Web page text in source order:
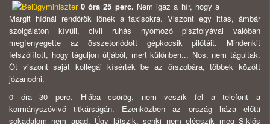
0 óra 25 perc. Nem igaz a hír, hogy a
Margit hídnál rendőrök lőnek a taxi­sokra. Viszont egy ittas, ámbár
szolgálaton kívüli, civil ruhás nyomozó piszto­lyával valóban
megfenyegette az összetorlódott gépkocsik pilótáit. Mindenkit
felszólított, hogy táguljon útjából, mert különben... Nos, nem tágultak.
Őt vi­szont saját kollégái kísérték be az őrszobára, többek között
józanodni.
0 óra 30 perc. Hiába csörög, nem veszik fel a telefont a
kormányszóvivő titkárságán. Ezenközben az ország háza előtti
sokadalom nem apad. Úgy látszik, senki nem elégszik meg Siklós